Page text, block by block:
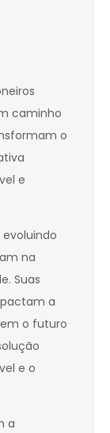
caminho
o
e
na
Suas
a
o futuro
e o
a